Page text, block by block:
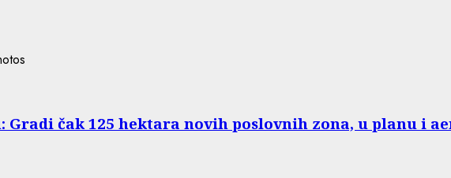
Gradi čak 125 hektara novih poslovnih zona, u planu i